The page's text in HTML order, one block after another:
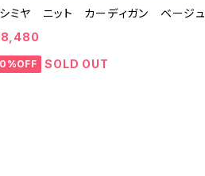
ミヤ ニット カーディガン ベージュ
SOLD OUT